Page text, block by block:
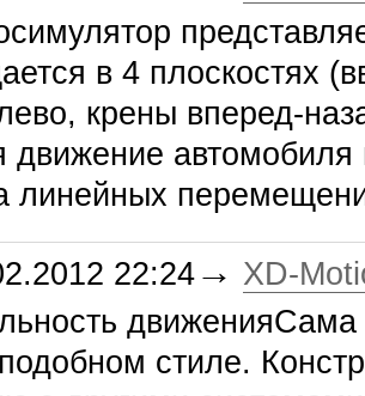
в 4 плоскостях
крены вперед-
движение автомобиля
линейных
22:24 → XD-
стиле.